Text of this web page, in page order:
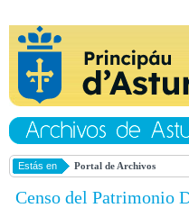
Estás en Portal de Archivos
Censo del Patrimonio